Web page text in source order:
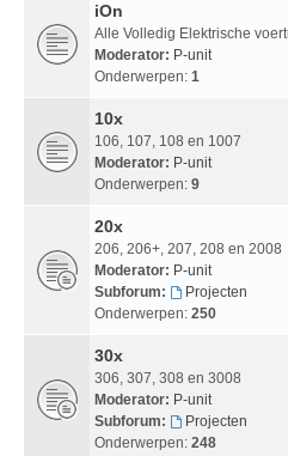
iOn
Alle Volledig Elektrische
Moderator: P-unit
Onderwerpen: 1
10x
106, 107, 108 en 1007
Moderator: P-unit
Onderwerpen: 9
20x
206, 206+, 207, 208 en 2008
Moderator: P-unit
Subforum:
Projecten
Onderwerpen: 250
30x
306, 307, 308 en 3008
Moderator: P-unit
Subforum:
Projecten
Onderwerpen: 248